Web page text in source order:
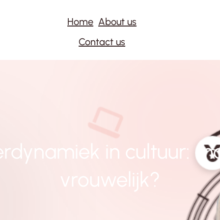
Home About us
Contact us
in cultuur:
vrouwelijk?